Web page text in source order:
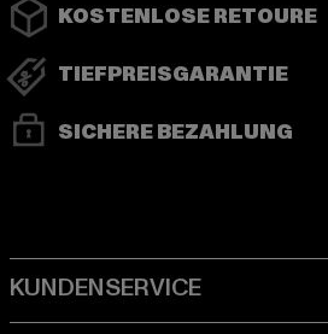
KOSTENLOSE RETOURE
TIEFPREISGARANTIE
SICHERE BEZAHLUNG